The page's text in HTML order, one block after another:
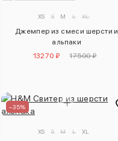
XS S M L XL
Джемпер из смеси шерсти и
альпаки
13270 ₽
17500 ₽
–35%
XS S M L XL